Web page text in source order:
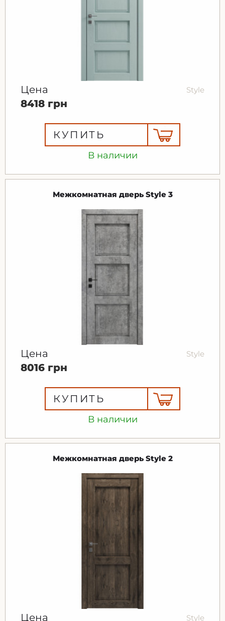
В наличии
Цена Style
8418 грн
КУПИТЬ
В наличии
Межкомнатная дверь Style 3
Цена Style
8016 грн
КУПИТЬ
Межкомнатная дверь Style 2
Цена Style